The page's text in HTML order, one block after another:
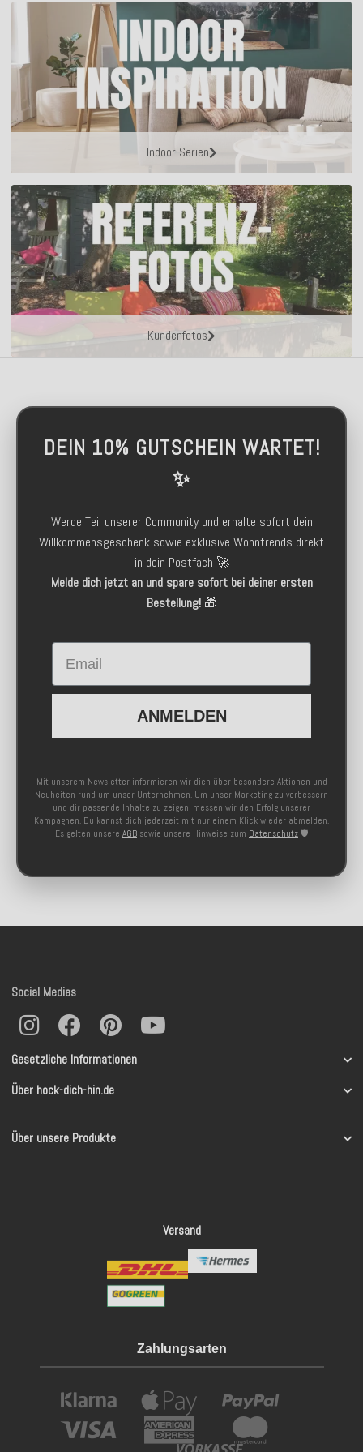
Indoor Serien
Kundenfotos
DEIN 10% GUTSCHEIN WARTET!
✨
Werde Teil unserer Community und erhalte sofort dein
Willkommensgeschenk sowie exklusive Wohntrends direkt
in dein Postfach 🚀
Melde dich jetzt an und spare sofort bei deiner ersten
Bestellung!🎁
Email
ANMELDEN
Mit unserem Newsletter informieren wir dich über besondere Aktionen und
Neuheiten rund um unser Unternehmen. Um unser Marketing zu verbessern
und dir passende Inhalte zu zeigen, messen wir den Erfolg unserer
Kampagnen. Du kannst dich jederzeit mit nur einem Klick wieder abmelden.
Es gelten unsere AGB sowie unsere Hinweise zum Datenschutz 🛡️
Gesetzliche Informationen
Über hock-dich-hin.de
Über unsere Produkte
Social Medias
Versand
Zahlungsarten